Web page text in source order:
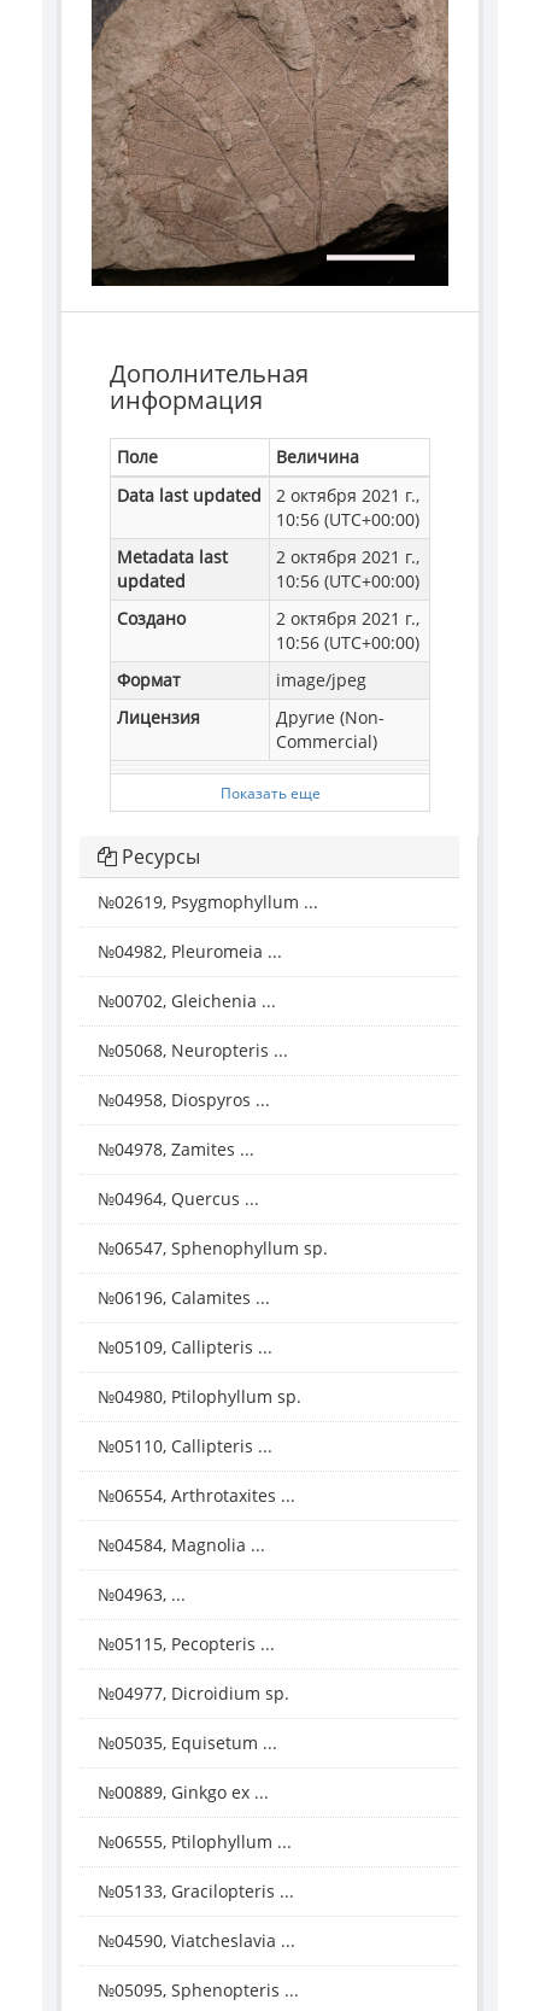
Дополнительная
информация
Поле
Величина
Data last updated
2 октября 2021 г.,
10:56 (UTC+00:00)
Metadata last
updated
2 октября 2021 г.,
10:56 (UTC+00:00)
Создано
2 октября 2021 г.,
10:56 (UTC+00:00)
Формат
image/jpeg
Лицензия
Другие (Non-
Commercial)
Показать еще
Ресурсы
№02619, Psygmophyllum ...
№04982, Pleuromeia ...
№00702, Gleichenia ...
№05068, Neuropteris ...
№04958, Diospyros ...
№04978, Zamites ...
№04964, Quercus ...
№06547, Sphenophyllum sp.
№06196, Calamites ...
№05109, Callipteris ...
№04980, Ptilophyllum sp.
№05110, Callipteris ...
№06554, Arthrotaxites ...
№04584, Magnolia ...
№04963, ...
№05115, Pecopteris ...
№04977, Dicroidium sp.
№05035, Equisetum ...
№00889, Ginkgo ex ...
№06555, Ptilophyllum ...
№05133, Gracilopteris ...
№04590, Viatcheslavia ...
№05095, Sphenopteris ...